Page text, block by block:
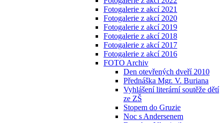
Fotogalerie z akcí 2021
Fotogalerie z akcí 2020
Fotogalerie z akcí 2019
Fotogalerie z akcí 2018
Fotogalerie z akcí 2017
Fotogalerie z akcí 2016
FOTO Archiv
Den otevřených dveří 2010
Přednáška Mgr. V. Buriana
Vyhlášení literární soutěže dětí
ze ZŠ
Stopem do Gruzie
Noc s Andersenem